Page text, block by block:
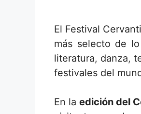
El Festival
más selecto de
literatura, danza,
festivales del
En la edición del